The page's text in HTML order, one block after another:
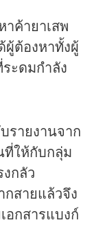
ค้ายาเสพ
ต้องหาทั้งผู้
ะดมกำลัง
รายงานจาก
ที่ให้กับกลุ่ม
กลัว
สายแล้วจึง
อกสารแบงก์